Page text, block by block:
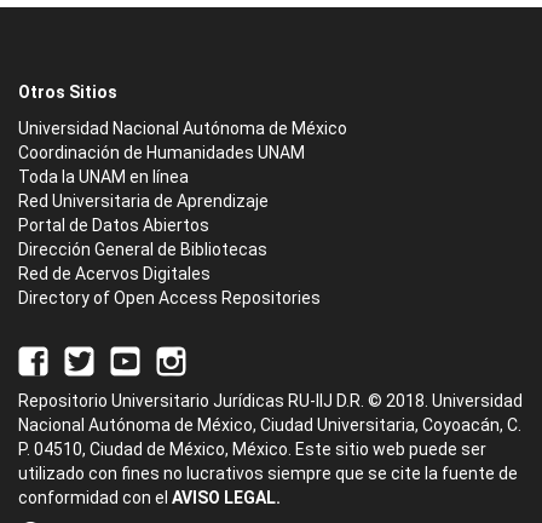
Otros Sitios
Universidad Nacional Autónoma de México
Coordinación de Humanidades UNAM
Toda la UNAM en línea
Red Universitaria de Aprendizaje
Portal de Datos Abiertos
Dirección General de Bibliotecas
Red de Acervos Digitales
Directory of Open Access Repositories
Repositorio Universitario Jurídicas RU-IIJ D.R. © 2018. Universidad
Nacional Autónoma de México, Ciudad Universitaria, Coyoacán, C.
P. 04510, Ciudad de México, México. Este sitio web puede ser
utilizado con fines no lucrativos siempre que se cite la fuente de
conformidad con el AVISO LEGAL.